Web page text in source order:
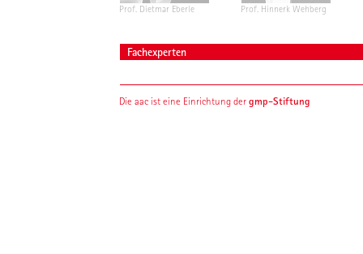
Prof. Dietmar Eberle Prof. Hinnerk Wehberg
Fachexperten
Die aac ist eine Einrichtung dergmp-Stiftung